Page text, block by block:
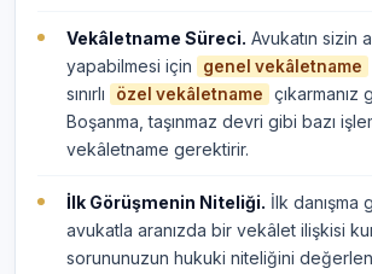
Vekâletname Süreci. Avukatın sizin
yapabilmesi için
genel vekâletname
sınırlı
özel vekâletname
çıkarmanız
Boşanma, taşınmaz devri gibi bazı
vekâletname gerektirir.
İlk Görüşmenin Niteliği. İlk danışma
avukatla aranızda bir vekâlet ilişkisi
sorununuzun hukuki niteliğini